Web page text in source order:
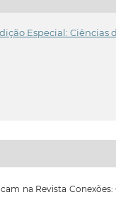
Especial:
na Revista Conexões: